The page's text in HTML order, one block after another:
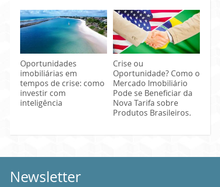
Oportunidades
imobiliárias em
tempos de crise: como
investir com
inteligência
Crise ou
Oportunidade? Como o
Mercado Imobiliário
Pode se Beneficiar da
Nova Tarifa sobre
Produtos Brasileiros.
Newsletter